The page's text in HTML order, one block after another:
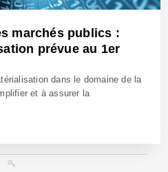
marchés publics :
prévue au 1er
dans le domaine de la
et à assurer la